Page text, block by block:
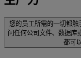
您的员工所需的一切都触
问任何公司文件、数据库
都可